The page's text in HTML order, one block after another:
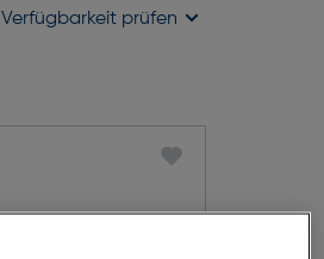
Verfügbarkeit prüfen